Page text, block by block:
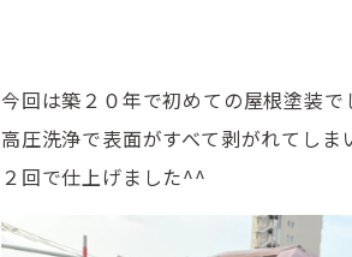
今回は築２０年で初めての屋根塗装
高圧洗浄で表面がすべて剥がれてし
２回で仕上げました^^